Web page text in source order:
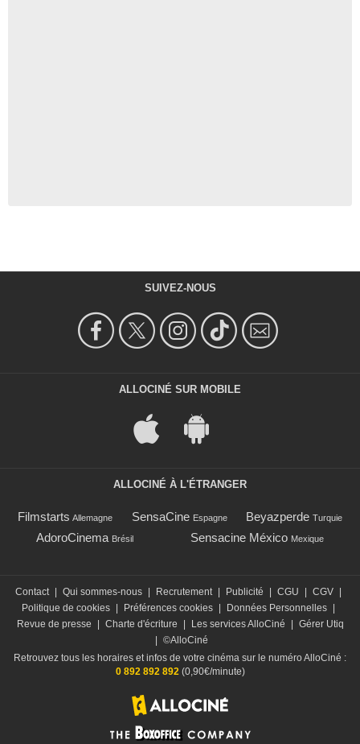
SUIVEZ-NOUS
ALLOCINÉ SUR MOBILE
ALLOCINÉ À L'ÉTRANGER
Filmstarts Allemagne SensaCine Espagne Beyazperde Turquie
AdoroCinema Brésil Sensacine México Mexique
Contact Qui sommes-nous Recrutement Publicité CGU CGV
Politique de cookies
Préférences cookies Données Personnelles
Revue de presse
Charte d'écriture Les services AlloCiné
Gérer Utiq
©AlloCiné
Retrouvez tous les horaires et infos de votre cinéma sur le numéro AlloCiné :
0 892 892 892(0,90€/minute)